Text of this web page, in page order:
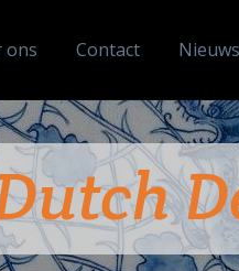
ons Contact